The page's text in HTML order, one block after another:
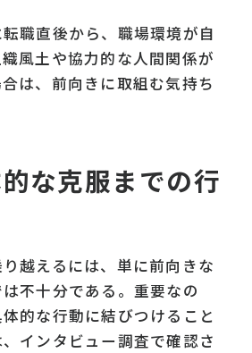
職直後から、職場環境が自
風土や協力的な人間関係が
は、前向きに取組む気持ち
な克服までの行
越えるには、単に前向きな
不十分である。重要なの
的な行動に結びつけること
インタビュー調査で確認さ